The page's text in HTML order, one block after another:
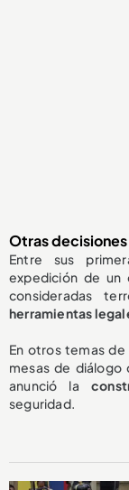
Otras decisiones
Entre sus
expedición de un
consideradas
herramientas
En otros temas
mesas de diálogo
anunció la
seguridad.